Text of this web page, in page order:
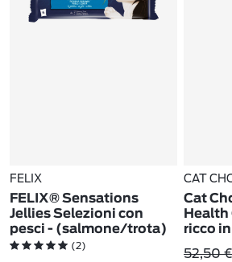
FELIX
FELIX® Sensations
Jellies Selezioni con
pesci - (salmone/trota)
(2)
CAT
Cat
ricco
52,50 €